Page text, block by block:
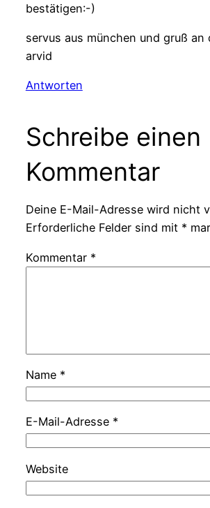
bestätigen:-)
servus aus münchen und gruß an
arvid
Antworten
Schreibe einen
Kommentar
Deine E-Mail-Adresse wird nicht
Erforderliche Felder sind mit *
Kommentar *
Name *
E-Mail-Adresse *
Website